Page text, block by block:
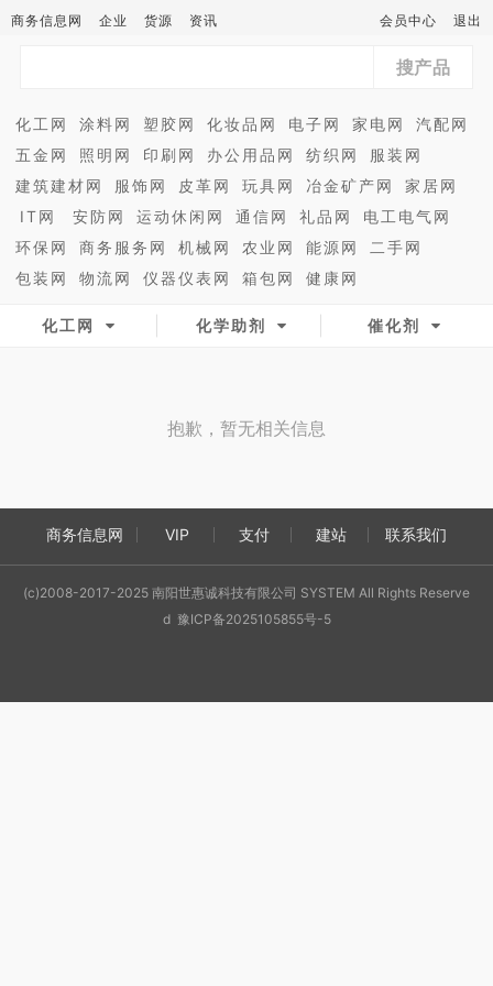
商务信息网 企业 货源 资讯 会员中心 退出
搜产品
化工网 涂料网 塑胶网 化妆品网 电子网 家电网
汽配网
五金网
照明网 印刷网 办公用品网 纺织网
服装网
建筑建材网
服饰网 皮革网 玩具网 冶金矿产网
家居网
IT网
安防网 运动休闲网 通信网 礼品网
电工电气网
环保网
商务服务网 机械网 农业网 能源网
二手网
包装网
物流网 仪器仪表网 箱包网 健康网
化工网 化学助剂 催化剂
抱歉，暂无相关信息
商务信息网 VIP 支付 建站 联系我们
(c)2008-2017-2025 南阳世惠诚科技有限公司 SYSTEM All Rights Reserve
d 豫ICP备2025105855号-5